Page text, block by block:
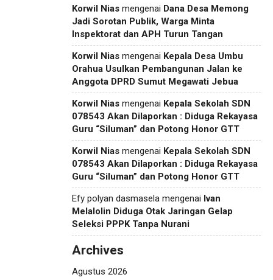
Korwil Nias mengenai Dana Desa Memong
Jadi Sorotan Publik, Warga Minta
Inspektorat dan APH Turun Tangan
Korwil Nias mengenai Kepala Desa Umbu
Orahua Usulkan Pembangunan Jalan ke
Anggota DPRD Sumut Megawati Jebua
Korwil Nias mengenai Kepala Sekolah SDN
078543 Akan Dilaporkan : Diduga Rekayasa
Guru “Siluman” dan Potong Honor GTT
Korwil Nias mengenai Kepala Sekolah SDN
078543 Akan Dilaporkan : Diduga Rekayasa
Guru “Siluman” dan Potong Honor GTT
Efy polyan dasmasela mengenai Ivan
Melalolin Diduga Otak Jaringan Gelap
Seleksi PPPK Tanpa Nurani
Archives
Agustus 2026